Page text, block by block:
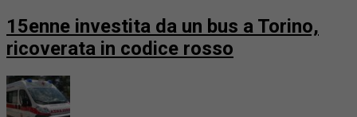
15enne investita da un bus a Torino,
ricoverata in codice rosso